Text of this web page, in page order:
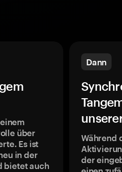
über
Es ist
in der
bietet auch
Dann
Während
der